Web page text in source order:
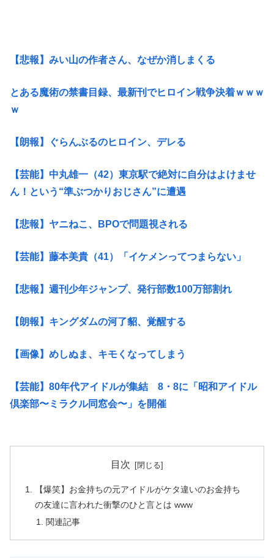
【悲報】みい山の作者さん、なぜか消しまくる
とある魔術の禁書目録、最新刊でヒロイン戦争決着ｗｗｗ
ｗ
【朗報】ぐらんぶるのヒロイン、デレる
【芸能】中丸雄一（42）東京駅で絶対に自分はよけませ
ん！という“準ぶつかりおじさん”に遭遇
【悲報】ヤニねこ、BPOで問題視される
【芸能】藤本美貴（41）「イケメンってつまらない」
【悲報】週刊少年ジャンプ、発行部数100万部割れ
【朗報】キングダムの河了貂、覚醒する
【画像】めしぬま、キモくなってしまう
【芸能】80年代アイドルが集結 8・8に「昭和アイドル
倶楽部〜ミラクル同窓会〜」を開催
目次
【爆笑】お金持ちの元アイドルがケタ違いのお金持ち
の友達に言われた衝撃のひと言とは www
関連記事